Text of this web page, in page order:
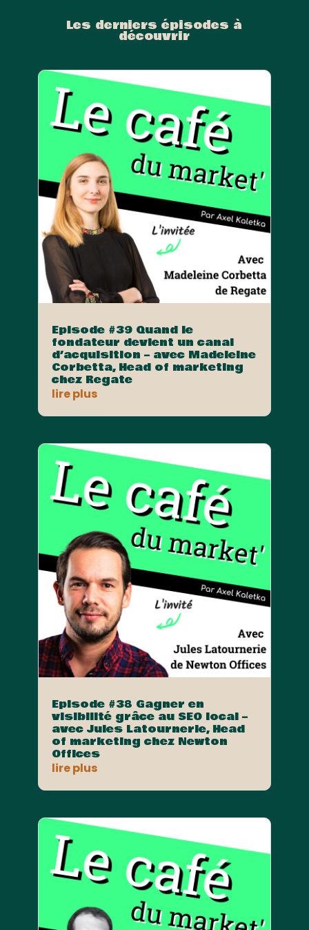
Les derniers épisodes à
découvrir
Episode #39 Quand le
fondateur devient un canal
d’acquisition – avec Madeleine
Corbetta, Head of marketing
chez Regate
lire plus
Episode #38 Gagner en
visibilité grâce au SEO local –
avec Jules Latournerie, Head
of marketing chez Newton
Offices
lire plus